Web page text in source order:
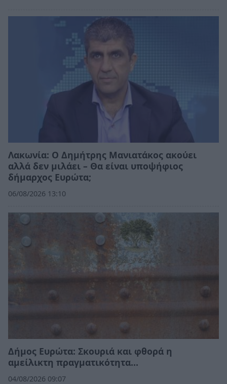
Λακωνία: Ο Δημήτρης Μανιατάκος ακούει
αλλά δεν μιλάει – Θα είναι υποψήφιος
δήμαρχος Ευρώτα;
06/08/2026 13:10
Δήμος Ευρώτα: Σκουριά και φθορά η
αμείλικτη πραγματικότητα…
04/08/2026 09:07